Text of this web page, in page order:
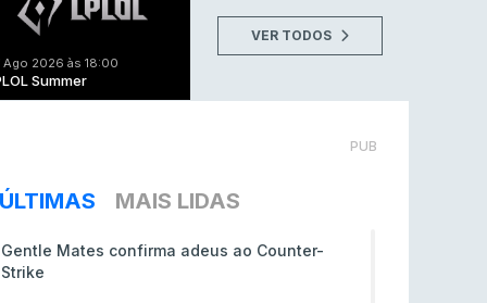
Ago 2026 às 18:00
Summer
VER TODOS
PUB
ÚLTIMAS MAIS LIDAS
Gentle Mates confirma adeus ao Counter-
Strike